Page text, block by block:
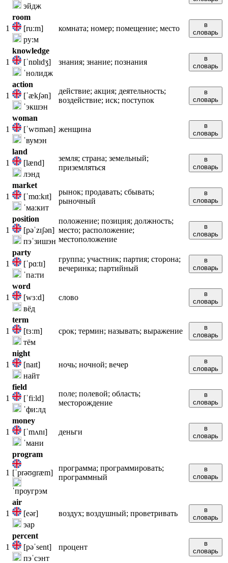
эйдж
1
room
[ruːm]
ру:м
комната; номер; помещение; место
в
словарь
1
knowledge
[ˈnɒlɪdʒ]
ˈнолидж
знания; знание; познания
в
словарь
1
action
[ˈækʃən]
ˈэкшэн
действие; акция; деятельность;
воздействие; иск; поступок
в
словарь
1
woman
[ˈwʊmən]
ˈвумэн
женщина
в
словарь
1
land
[lænd]
лэнд
земля; страна; земельный;
приземляться
в
словарь
1
market
[ˈmɑːkɪt]
ˈма:кит
рынок; продавать; сбывать;
рыночный
в
словарь
1
position
[pəˈzɪʃən]
пэˈзишэн
положение; позиция; должность;
место; расположение;
местоположение
в
словарь
1
party
[ˈpɑːtɪ]
ˈпа:ти
группа; участник; партия; сторона;
вечеринка; партийный
в
словарь
1
word
[wɜːd]
вёд
слово
в
словарь
1
term
[tɜːm]
тём
срок; термин; называть; выражение
в
словарь
1
night
[naɪt]
найт
ночь; ночной; вечер
в
словарь
1
field
[ˈfiːld]
ˈфи:лд
поле; полевой; область;
месторождение
в
словарь
1
money
[ˈmʌnɪ]
ˈмани
деньги
в
словарь
1
program
[ˈprəʊɡræm]
ˈпроугрэм
программа; программировать;
программный
в
словарь
1
air
[eər]
эар
воздух; воздушный; проветривать
в
словарь
1
percent
[pəˈsent]
пэˈсэнт
процент
в
словарь